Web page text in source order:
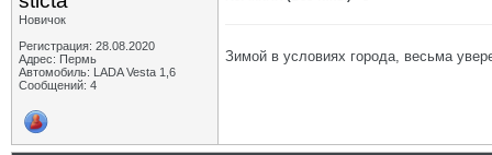
Новичок
Регистрация: 28.08.2020
Адрес: Пермь
Автомобиль: LADA Vesta 1,6
Сообщений: 4
Зимой в условиях города, весьма